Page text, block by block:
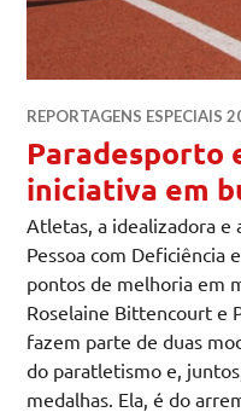
REPORTAGENS ESPECIAIS
Paradesporto
iniciativa em
Atletas, a idealizadora e
Pessoa com Deficiência
pontos de melhoria em
Roselaine Bittencourt e
fazem parte de duas
do paratletismo e,
medalhas. Ela, é do